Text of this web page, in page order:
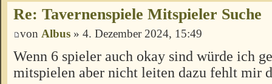
Re: Tavernenspiele Mitspieler Suche
von Albus » 4. Dezember 2024, 15:49
Wenn 6 spieler auch okay sind würde ich
mitspielen aber nicht leiten dazu fehlt mir